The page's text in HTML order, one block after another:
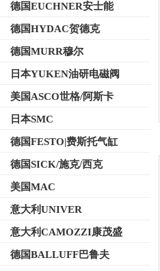
德国EUCHNER安士能
德国HYDAC贺德克
德国MURR穆尔
日本YUKEN油研电磁阀
美国ASCO世格/阿斯卡
日本SMC
德国FESTO|费斯托气缸
德国SICK/施克/西克
美国MAC
意大利UNIVER
意大利CAMOZZI康茂盛
德国BALLUFF巴鲁夫